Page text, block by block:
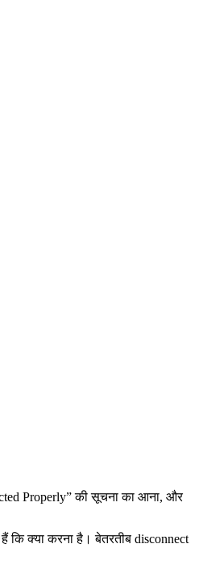
Properly” की सूचना का आना, और
क्या करना है। बेतरतीब disconnect